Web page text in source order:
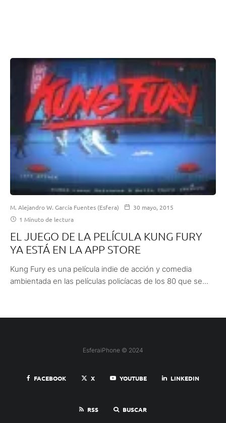
M. Alejandro W. García Fuentes (Esfera)
30 mayo, 2015
1 Minuto de lectura
EL JUEGO DE LA PELÍCULA KUNG FURY
YA ESTÁ EN LA APP STORE
Kung Fury es una película indie de acción y comedia
ambientada en las películas policíacas de los 80 que se...
EsferaiPhone © 2024
FACEBOOK X YOUTUBE LINKEDIN
RSS BUSCAR